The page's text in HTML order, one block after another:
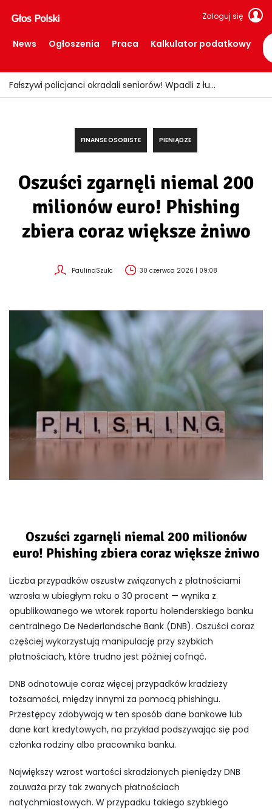
Zaloguj się
News Ogłoszenia Praca Kalkulator podatkowy
Fałszywi policjanci okradali seniorów! Wpadli z łupem i podrobionymi mundurami
FINANSE OSOBISTE PIENIĄDZE
Oszuści zgarnęli niemal 200
milionów euro! Phishing
zbiera coraz większe żniwo
PaulinaSzulc 30 czerwca 2026 | 09:08
Oszuści zgarnęli niemal 200 milionów
euro! Phishing zbiera coraz większe żniwo
Liczba przypadków oszustw związanych z płatnościami
wzrosła w ubiegłym roku o 30 procent — wynika z
opublikowanego we wtorek raportu holenderskiego banku
centralnego De Nederlandsche Bank (DNB). Oszuści coraz
częściej wykorzystują manipulację przy szybkich
płatnościach, które trudno jest później cofnąć.
DNB odnotowuje coraz więcej przypadków kradzieży
tożsamości, między innymi za pomocą phishingu.
Przestępcy zdobywają w ten sposób dane bankowe lub
dane kart kredytowych, na przykład podszywając się pod
członka rodziny albo pracownika banku.
Największy wzrost wartości skradzionych pieniędzy DNB
zauważa przy tak zwanych płatnościach
natychmiastowych. W przypadku takiego szybkiego